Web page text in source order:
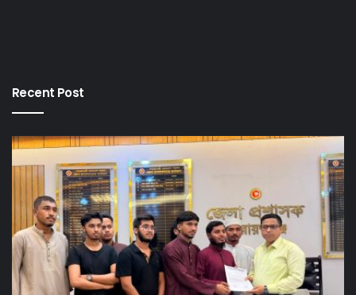
Recent Post